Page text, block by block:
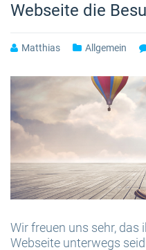
Webseite die
Matthias Allgemein
Wir freuen uns sehr, das
Webseite unterwegs